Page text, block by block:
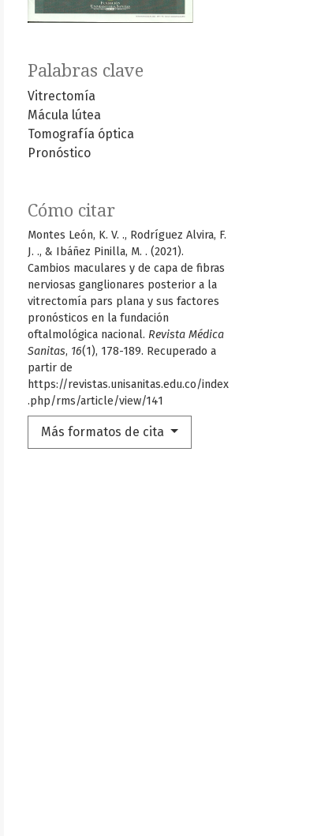
Palabras clave
Vitrectomía
Mácula lútea
Tomografía óptica
Pronóstico
Cómo citar
Montes León, K. V. ., Rodríguez Alvira, F.
J. ., & Ibáñez Pinilla, M. . (2021).
Cambios maculares y de capa de fibras
nerviosas ganglionares posterior a la
vitrectomía pars plana y sus factores
pronósticos en la fundación
oftalmológica nacional. Revista Médica
Sanitas, 16(1), 178-189. Recuperado a
partir de
https://revistas.unisanitas.edu.co/index
.php/rms/article/view/141
Más formatos de cita